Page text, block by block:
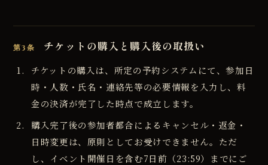
第3条 チケットの購入と購入後の取扱い
チケットの購入は、所定の予約システムにて、参加日
時・人数・氏名・連絡先等の必要情報を入力し、料
金の決済が完了した時点で成立します。
購入完了後の参加者都合によるキャンセル・返金・
日時変更は、原則としてお受けできません。ただ
し、イベント開催日を含む7日前（23:59）までにご